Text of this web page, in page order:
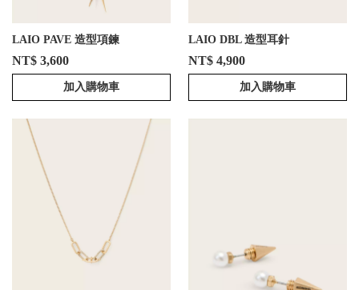
LAIO PAVE 造型項鍊
NT$ 3,600
加入購物車
LAIO DBL 造型耳針
NT$ 4,900
加入購物車